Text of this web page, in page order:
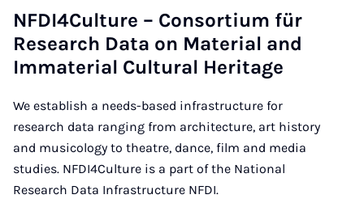
NFDI4Culture – Consortium für
Research Data on Material and
Immaterial Cultural Heritage
We establish a needs-based infrastructure for
research data ranging from architecture, art history
and musicology to theatre, dance, film and media
studies. NFDI4Culture is a part of the National
Research Data Infrastructure NFDI.